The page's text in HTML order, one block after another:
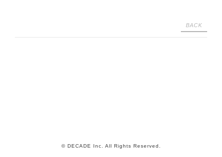
BACK
© DECADE Inc. All Rights Reserved.